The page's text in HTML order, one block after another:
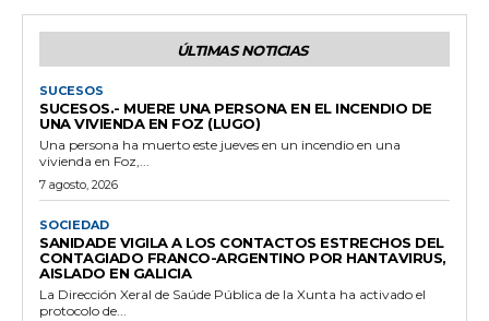
ÚLTIMAS NOTICIAS
SUCESOS
SUCESOS.- MUERE UNA PERSONA EN EL INCENDIO DE
UNA VIVIENDA EN FOZ (LUGO)
Una persona ha muerto este jueves en un incendio en una
vivienda en Foz,...
7 agosto, 2026
SOCIEDAD
SANIDADE VIGILA A LOS CONTACTOS ESTRECHOS DEL
CONTAGIADO FRANCO-ARGENTINO POR HANTAVIRUS,
AISLADO EN GALICIA
La Dirección Xeral de Saúde Pública de la Xunta ha activado el
protocolo de...